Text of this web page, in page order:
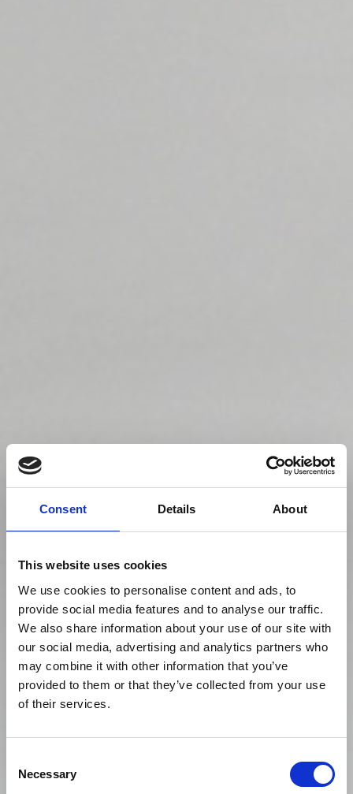
Consent Details About
This website uses cookies
We use cookies to personalise content and ads, to
provide social media features and to analyse our traffic.
We also share information about your use of our site with
our social media, advertising and analytics partners who
may combine it with other information that you’ve
provided to them or that they’ve collected from your use
of their services.
Selection
Necessary